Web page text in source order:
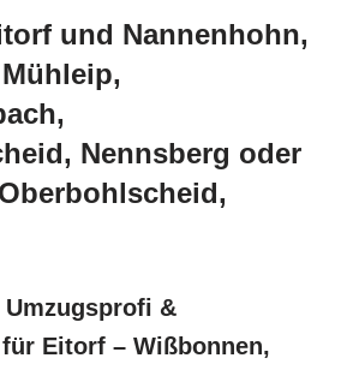
und Nannenhohn,
Nennsberg oder
Umzugsprofi &
Eitorf – Wißbonnen,